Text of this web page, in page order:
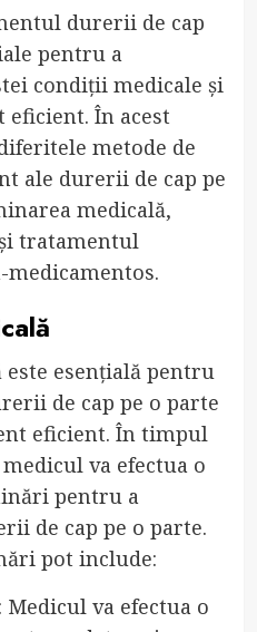
durerii de cap
pentru a
condiții medicale și
În acest
metode de
ale durerii de cap pe
medicală,
tratamentul
esențială pentru
de cap pe o parte
eficient. În timpul
va efectua o
pentru a
de cap pe o parte.
pot include:
va efectua o